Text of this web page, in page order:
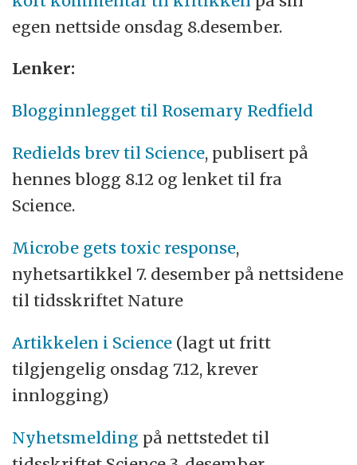
egen nettside onsdag 8.desember.
Lenker:
Blogginnlegget til Rosemary Redfield
Redields brev til Science, publisert på
hennes blogg 8.12 og lenket til fra
Science.
Microbe gets toxic response,
nyhetsartikkel 7. desember på nettsidene
til tidsskriftet Nature
Artikkelen i Science (lagt ut fritt
tilgjengelig onsdag 7.12, krever
innlogging)
Nyhetsmelding på nettstedet til